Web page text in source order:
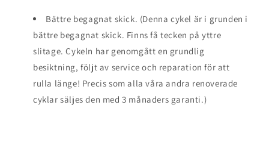
Bättre begagnat skick. (Denna cykel är i grunden i
bättre begagnat skick. Finns få tecken på yttre
slitage. Cykeln har genomgått en grundlig
besiktning, följt av service och reparation för att
rulla länge! Precis som alla våra andra renoverade
cyklar säljes den med 3 månaders garanti.)